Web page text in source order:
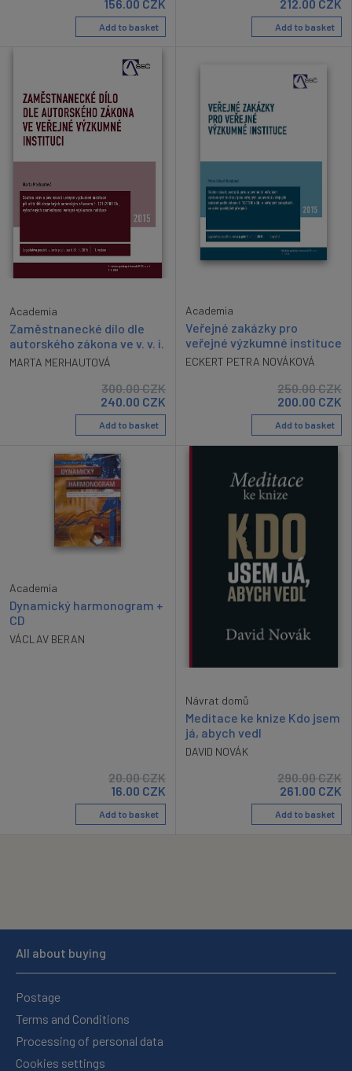
156.00 CZK
Add to basket
212.00 CZK
Add to basket
Academia
Zaměstnanecké dílo dle
autorského zákona ve v. v. i.
MARTA MERHAUTOVÁ
300.00CZK
240.00 CZK
Add to basket
Academia
Veřejné zakázky pro
veřejné výzkumné instituce
ECKERT PETRA NOVÁKOVÁ
250.00CZK
200.00 CZK
Add to basket
Academia
Dynamický harmonogram +
CD
VÁCLAV BERAN
20.00CZK
16.00 CZK
Add to basket
Návrat domů
Meditace ke knize Kdo jsem
já, abych vedl
DAVID NOVÁK
290.00CZK
261.00 CZK
Add to basket
All about buying
Postage
Terms and Conditions
Processing of personal data
Cookies settings